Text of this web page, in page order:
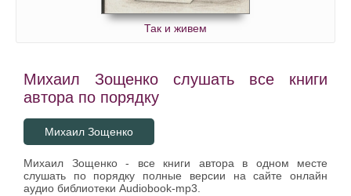
Так и живем
Михаил Зощенко слушать все книги
автора по порядку
Михаил Зощенко
Михаил Зощенко - все книги автора в одном месте
слушать по порядку полные версии на сайте онлайн
аудио библиотеки Audiobook-mp3.